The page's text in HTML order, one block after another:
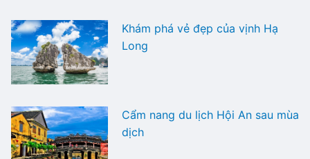
Khám phá vẻ đẹp của vịnh Hạ
Long
Cẩm nang du lịch Hội An sau mùa
dịch